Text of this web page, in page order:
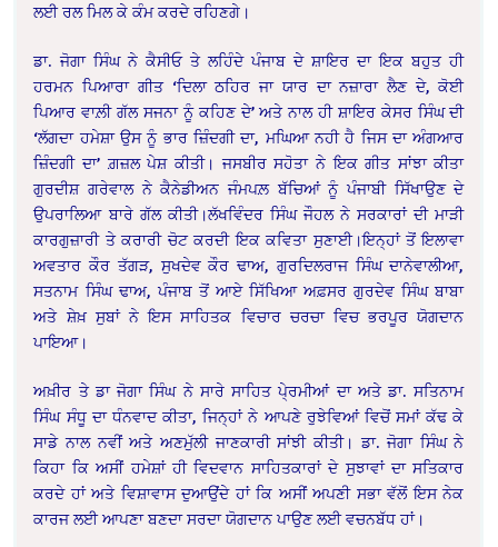
ਲਈ ਰਲ ਮਿਲ ਕੇ ਕੰਮ ਕਰਦੇ ਰਹਿਣਗੇ।
ਡਾ. ਜੋਗਾ ਸਿੰਘ ਨੇ ਕੈਸੀਓ ਤੇ ਲਹਿੰਦੇ ਪੰਜਾਬ ਦੇ ਸ਼ਾਇਰ ਦਾ ਇਕ ਬਹੁਤ ਹੀ
ਹਰਮਨ ਪਿਆਰਾ ਗੀਤ ‘ਦਿਲਾ ਠਹਿਰ ਜਾ ਯਾਰ ਦਾ ਨਜ਼ਾਰਾ ਲੈਣ ਦੇ, ਕੋਈ
ਪਿਆਰ ਵਾਲ਼ੀ ਗੱਲ ਸਜਨਾ ਨੂੰ ਕਹਿਣ ਦੇ’ ਅਤੇ ਨਾਲ ਹੀ ਸ਼ਾਇਰ ਕੇਸਰ ਸਿੰਘ ਦੀ
‘ਲੱਗਦਾ ਹਮੇਸ਼ਾ ਉਸ ਨੂੰ ਭਾਰ ਜ਼ਿੰਦਗੀ ਦਾ, ਮਘਿਆ ਨਹੀ ਹੈ ਜਿਸ ਦਾ ਅੰਗਆਰ
ਜ਼ਿੰਦਗੀ ਦਾ’ ਗ਼ਜ਼ਲ ਪੇਸ਼ ਕੀਤੀ। ਜਸਬੀਰ ਸਹੋਤਾ ਨੇ ਇਕ ਗੀਤ ਸਾਂਝਾ ਕੀਤਾ
ਗੁਰਦੀਸ਼ ਗਰੇਵਾਲ ਨੇ ਕੈਨੇਡੀਅਨ ਜੰਮਪਲ਼ ਬੱਚਿਆਂ ਨੂੰ ਪੰਜਾਬੀ ਸਿੱਖਾਉਣ ਦੇ
ਉਪਰਾਲਿਆ ਬਾਰੇ ਗੱਲ ਕੀਤੀ।ਲੱਖਵਿੰਦਰ ਸਿੰਘ ਜੌਹਲ ਨੇ ਸਰਕਾਰਾਂ ਦੀ ਮਾੜੀ
ਕਾਰਗੁਜ਼ਾਰੀ ਤੇ ਕਰਾਰੀ ਚੋਟ ਕਰਦੀ ਇਕ ਕਵਿਤਾ ਸੁਣਾਈ।ਇਨ੍ਹਾਂ ਤੋਂ ਇਲਾਵਾ
ਅਵਤਾਰ ਕੌਰ ਤੱਗੜ, ਸੁਖਦੇਵ ਕੌਰ ਢਾਅ, ਗੁਰਦਿਲਰਾਜ ਸਿੰਘ ਦਾਨੇਵਾਲੀਆ,
ਸਤਨਾਮ ਸਿੰਘ ਢਾਅ, ਪੰਜਾਬ ਤੋਂ ਆਏ ਸਿੱਖਿਆ ਅਫ਼ਸਰ ਗੁਰਦੇਵ ਸਿੰਘ ਬਾਬਾ
ਅਤੇ ਸ਼ੇਖ਼ ਸੁਬਾਂ ਨੇ ਇਸ ਸਾਹਿਤਕ ਵਿਚਾਰ ਚਰਚਾ ਵਿਚ ਭਰਪੂਰ ਯੋਗਦਾਨ
ਪਾਇਆ।
ਅਖ਼ੀਰ ਤੇ ਡਾ ਜੋਗਾ ਸਿੰਘ ਨੇ ਸਾਰੇ ਸਾਹਿਤ ਪੇ੍ਰਮੀਆਂ ਦਾ ਅਤੇ ਡਾ. ਸਤਿਨਾਮ
ਸਿੰਘ ਸੰਧੂ ਦਾ ਧੰਨਵਾਦ ਕੀਤਾ, ਜਿਨ੍ਹਾਂ ਨੇ ਆਪਣੇ ਰੁਝੇਵਿਆਂ ਵਿਚੋਂ ਸਮਾਂ ਕੱਢ ਕੇ
ਸਾਡੇ ਨਾਲ ਨਵੀਂ ਅਤੇ ਅਣਮੁੱਲੀ ਜਾਣਕਾਰੀ ਸਾਂਝੀ ਕੀਤੀ। ਡਾ. ਜੋਗਾ ਸਿੰਘ ਨੇ
ਕਿਹਾ ਕਿ ਅਸੀਂ ਹਮੇਸ਼ਾਂ ਹੀ ਵਿਦਵਾਨ ਸਾਹਿਤਕਾਰਾਂ ਦੇ ਸੁਝਾਵਾਂ ਦਾ ਸਤਿਕਾਰ
ਕਰਦੇ ਹਾਂ ਅਤੇ ਵਿਸ਼ਾਵਾਸ ਦੁਆਉਂਦੇ ਹਾਂ ਕਿ ਅਸੀਂ ਅਪਣੀ ਸਭਾ ਵੱਲੋਂ ਇਸ ਨੇਕ
ਕਾਰਜ ਲਈ ਆਪਣਾ ਬਣਦਾ ਸਰਦਾ ਯੋਗਦਾਨ ਪਾਉਣ ਲਈ ਵਚਨਬੱਧ ਹਾਂ।